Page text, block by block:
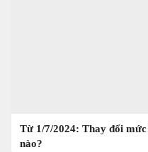
Từ 1/7/2024: Thay đổi
nào?